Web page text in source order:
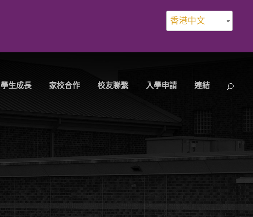
香港中文
學生成長 家校合作 校友聯繫 入學申請 連結